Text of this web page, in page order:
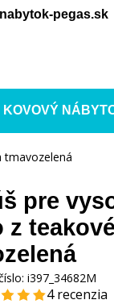
pegas.sk
KOVOVÝ
tmavozelená
pre
z
i397_34682M
4 recenzia